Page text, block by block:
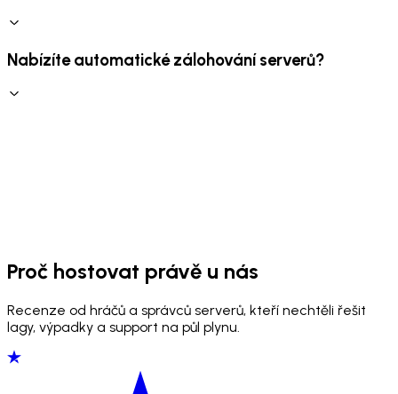
Nabízíte automatické zálohování serverů?
Proč hostovat právě u nás
Recenze od hráčů a správců serverů, kteří nechtěli řešit
lagy, výpadky a support na půl plynu.